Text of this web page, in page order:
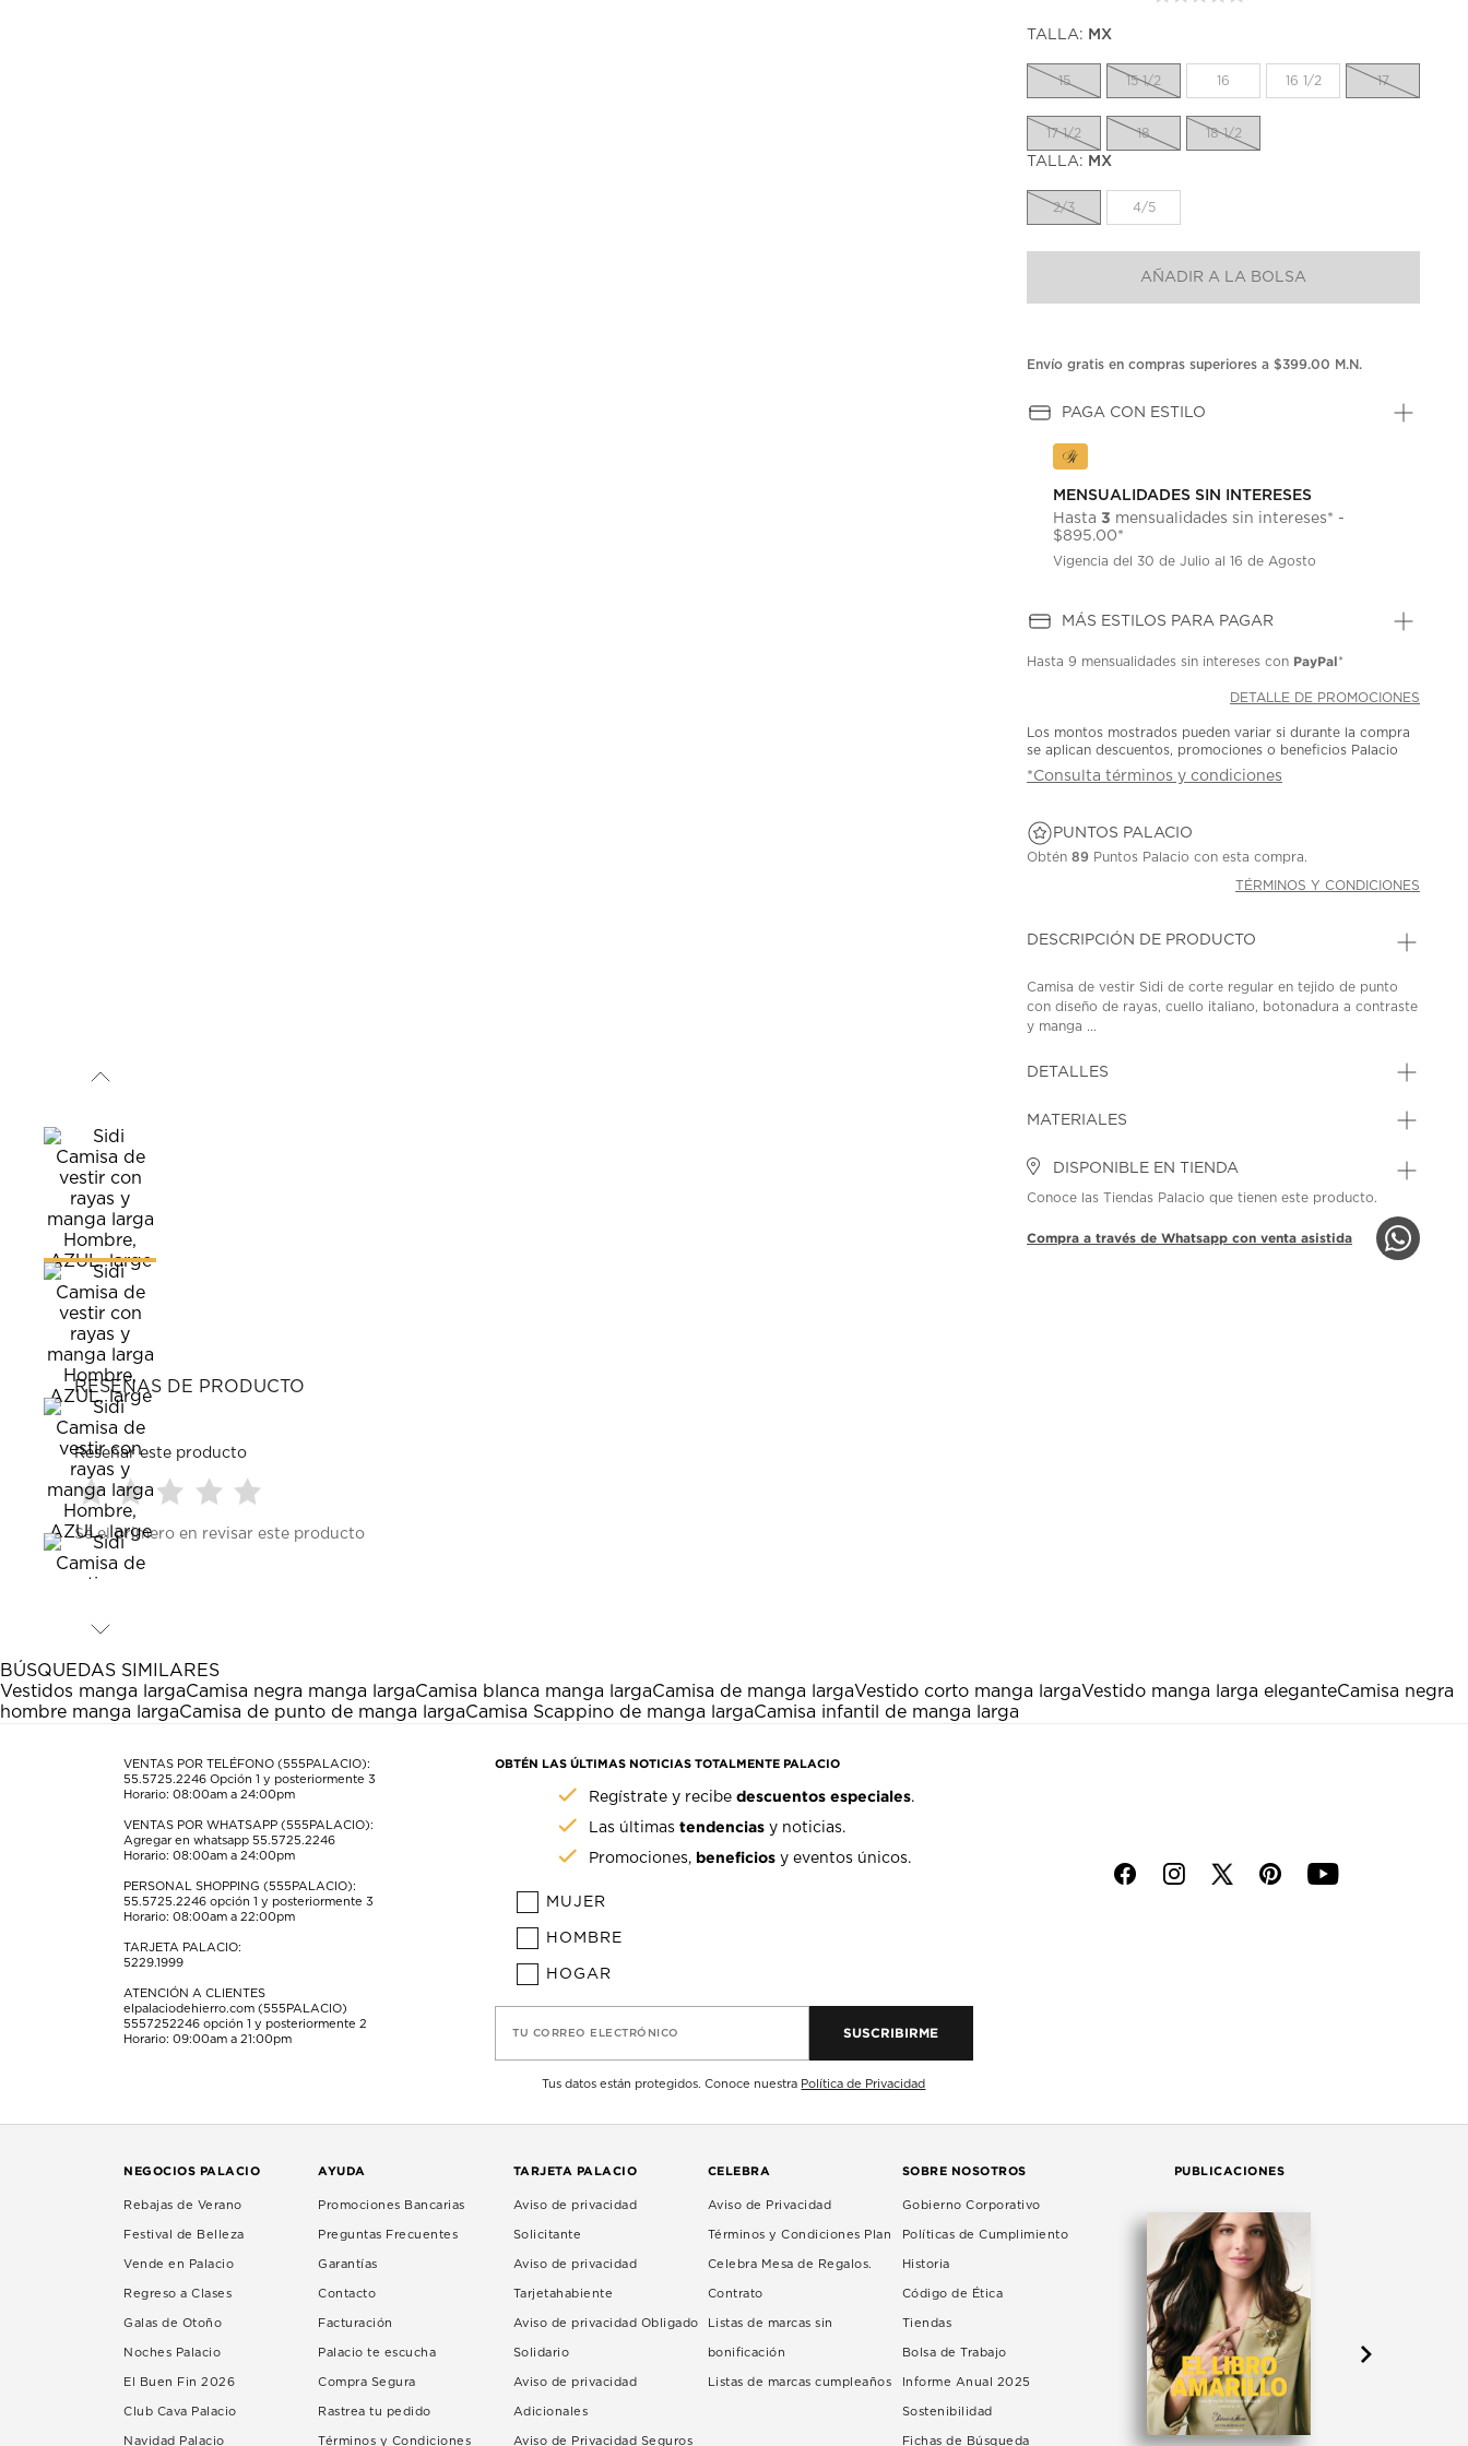
misma
TALLA: MX
15 15 1/2 16 16 1/2 17
17 1/2 18 18 1/2
TALLA: MX
2/3 4/5
AÑADIR A LA BOLSA
Envío gratis en compras superiores a $399.00 M.N.
PAGA CON ESTILO
MENSUALIDADES SIN INTERESES
Hasta3 mensualidades sin intereses* -
$895.00*
Vigencia del 30 de Julio al 16 de Agosto
MÁS ESTILOS PARA PAGAR
Hasta9 mensualidades sin intereses con PayPal*
DETALLE DE PROMOCIONES
Los montos mostrados pueden variar si durante la compra
se aplican descuentos, promociones o beneficios Palacio
*Consulta términos y condiciones
PUNTOS PALACIO
Obtén89 Puntos Palacio con esta compra.
TÉRMINOS Y CONDICIONES
DESCRIPCIÓN DE PRODUCTO
Camisa de vestir Sidi de corte regular en tejido de punto
con diseño de rayas, cuello italiano, botonadura a contraste
y manga ...
DETALLES
MATERIALES
DISPONIBLE EN TIENDA
Conoce las Tiendas Palacio que tienen este producto.
Compra a través de Whatsapp con venta asistida
RESEÑAS DE PRODUCTO
Reseñar este producto
Seleccionar
para
calificar
con
estrella
Esta
acción
abrirá
formulario
Seleccionar
para
calificar
estrellas.
Esta
acción
abrirá
formulario
de
para
estrellas.
Esta
acción
abrirá
formulario
de
para
estrellas.
Esta
acción
abrirá
formulario
de
para
acción
abrirá
formulario
de
envío.
Sé el primero en revisar este producto
BÚSQUEDAS SIMILARES
Vestidos manga largaCamisa negra manga largaCamisa blanca manga largaCamisa de manga largaVestido corto manga largaVestido manga larga eleganteCamisa negra
hombre manga largaCamisa de punto de manga largaCamisa Scappino de manga largaCamisa infantil de manga larga
VENTAS POR TELÉFONO (555PALACIO):
55.5725.2246 Opción 1 y posteriormente 3
Horario: 08:00am a 24:00pm
VENTAS POR WHATSAPP (555PALACIO):
Agregar en whatsapp 55.5725.2246
Horario: 08:00am a 24:00pm
PERSONAL SHOPPING (555PALACIO):
55.5725.2246 opción 1 y posteriormente 3
Horario: 08:00am a 22:00pm
TARJETA PALACIO:
5229.1999
ATENCIÓN A CLIENTES
elpalaciodehierro.com (555PALACIO)
5557252246 opción 1 y posteriormente 2
Horario: 09:00am a 21:00pm
OBTÉN LAS ÚLTIMAS NOTICIAS TOTALMENTE PALACIO
Regístrate y recibedescuentos especiales.
Las últimastendencias y noticias.
Promociones, beneficios y eventos únicos.
MUJER
HOMBRE
HOGAR
TU CORREO ELECTRÓNICO SUSCRIBIRME
Tus datos están protegidos. Conoce nuestra Política de Privacidad
f i p y
NEGOCIOS PALACIO
Rebajas de Verano
Festival de Belleza
Vende en Palacio
Regreso a Clases
Galas de Otoño
Noches Palacio
El Buen Fin 2026
Club Cava Palacio
Navidad Palacio
AYUDA
Promociones Bancarias
Preguntas Frecuentes
Garantías
Contacto
Facturación
Palacio te escucha
Compra Segura
Rastrea tu pedido
Términos y Condiciones
TARJETA PALACIO
Aviso de privacidad
Solicitante
Aviso de privacidad
Tarjetahabiente
Aviso de privacidad Obligado
Solidario
Aviso de privacidad
Adicionales
Aviso de Privacidad Seguros
CELEBRA
Aviso de Privacidad
Términos y Condiciones Plan
Celebra Mesa de Regalos.
Contrato
Listas de marcas sin
bonificación
Listas de marcas cumpleaños
SOBRE NOSOTROS
Gobierno Corporativo
Políticas de Cumplimiento
Historia
Código de Ética
Tiendas
Bolsa de Trabajo
Informe Anual 2025
Sostenibilidad
Fichas de Búsqueda
PUBLICACIONES